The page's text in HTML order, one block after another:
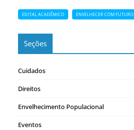
EDITAL ACADÊMICO ENVELHECER COM FUTURO
Seções
Cuidados
Direitos
Envelhecimento Populacional
Eventos